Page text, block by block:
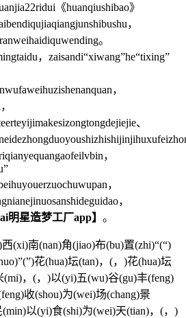
《huanqiushibao》
，
。
，zaisandi“xiwang”he“tixing”
，
、
，
，
，
ai明星造梦工厂app】 。
南(nan)角(jiao)布(bu)置(zhi)“(“)
花(hua)坛(tan)，(，)花(hua)坛
(mi)，(，)以(yi)五(wu)谷(gu)丰(feng)
收(shou)为(wei)场(chang)景
以(yi)食(shi)为(wei)天(tian)，(，)